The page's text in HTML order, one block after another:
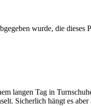
wurde, die
langen Tag in
Sicherlich hängt es